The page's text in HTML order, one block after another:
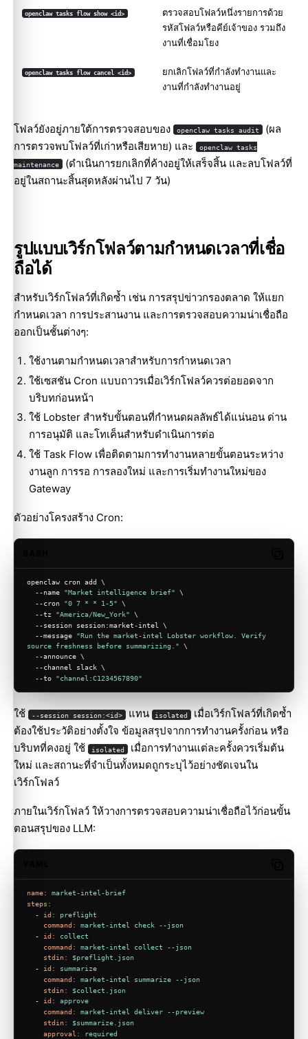
openclaw tasks flow show <id>
ตรวจสอบโฟลว์หนึ่งรายการด้วย
รหัสโฟลว์หรือคีย์เจ้าของ รวมถึง
งานที่เชื่อมโยง
openclaw tasks flow cancel <id>
ยกเลิกโฟลว์ที่กำลังทำงานและ
งานที่กำลังทำงานอยู่
โฟลว์ยังอยู่ภายใต้การตรวจสอบของ openclaw tasks audit (ผล
การตรวจพบโฟลว์ที่เก่าหรือเสียหาย) และ
openclaw tasks
maintenance (ดำเนินการยกเลิกที่ค้างอยู่ให้เสร็จสิ้น และลบโฟลว์ที่
อยู่ในสถานะสิ้นสุดหลังผ่านไป 7 วัน)
รูปแบบเวิร์กโฟลว์ตามกำหนดเวลาที่เชื่อ
ถือได้
สำหรับเวิร์กโฟลว์ที่เกิดซ้ำ เช่น การสรุปข่าวกรองตลาด ให้แยก
กำหนดเวลา การประสานงาน และการตรวจสอบความน่าเชื่อถือ
ออกเป็นชั้นต่างๆ:
ใช้งานตามกำหนดเวลาสำหรับการกำหนดเวลา
ใช้เซสชัน Cron แบบถาวรเมื่อเวิร์กโฟลว์ควรต่อยอดจาก
บริบทก่อนหน้า
ใช้ Lobsterสำหรับขั้นตอนที่กำหนดผลลัพธ์ได้แน่นอน ด่าน
การอนุมัติ และโทเค็นสำหรับดำเนินการต่อ
ใช้ Task Flow เพื่อติดตามการทำงานหลายขั้นตอนระหว่าง
งานลูก การรอ การลองใหม่ และการเริ่มทำงานใหม่ของ
Gateway
ตัวอย่างโครงสร้าง Cron:
openclaw cron add \
  --name
"Market intelligence brief" \
  --cron
"0 7 * * 1-5" \
  --tz
"America/New_York" \
  --session session:market-intel \
  --message
"Run the market-intel Lobster workflow. Verify
source freshness before summarizing." \
  --announce \
  --channel slack \
  --to
"channel:C1234567890"
ใช้ --session session:<id> แทน isolated
เมื่อเวิร์กโฟลว์ที่เกิดซ้ำ
ต้องใช้ประวัติอย่างตั้งใจ ข้อมูลสรุปจากการทำงานครั้งก่อน หรือ
บริบทที่คงอยู่ ใช้
isolated เมื่อการทำงานแต่ละครั้งควรเริ่มต้น
ใหม่ และสถานะที่จำเป็นทั้งหมดถูกระบุไว้อย่างชัดเจนใน
เวิร์กโฟลว์
ภายในเวิร์กโฟลว์ ให้วางการตรวจสอบความน่าเชื่อถือไว้ก่อนขั้น
ตอนสรุปของ LLM:
name:
market-intel-brief
steps:
-
id:
preflight
command:
market-intel check --json
-
id:
collect
command:
market-intel collect
--json
stdin:
$preflight.json
-
id:
summarize
command:
market-intel summarize --json
stdin:
$collect.json
-
id:
approve
command:
market-intel deliver --preview
stdin:
$summarize.json
approval:
required